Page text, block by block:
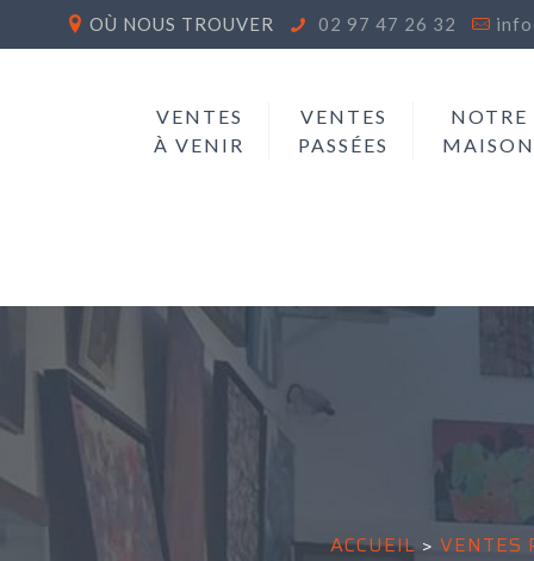
OÙ NOUS TROUVER 02 97 47 26 32
VENTES
À VENIR
VENTES
PASSÉES
NOTRE
ACCUEIL > VENTES